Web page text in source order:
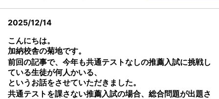
2025/12/14
こんにちは。
加納校舎の菊地です。
前回の記事で、今年も共通テストなしの推薦入試に挑戦し
ている生徒が何人かいる、
というお話をさせていただきました。
共通テストを課さない推薦入試の場合、 総合問題が出題さ